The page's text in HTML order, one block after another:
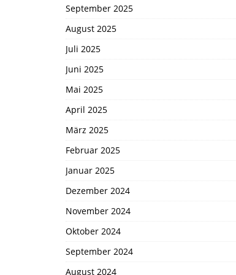
September 2025
August 2025
Juli 2025
Juni 2025
Mai 2025
April 2025
März 2025
Februar 2025
Januar 2025
Dezember 2024
November 2024
Oktober 2024
September 2024
August 2024